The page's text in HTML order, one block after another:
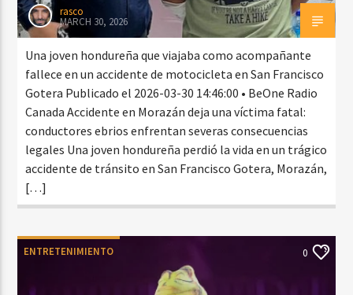
rasco
MARCH 30, 2026
Una joven hondureña que viajaba como acompañante
fallece en un accidente de motocicleta en San Francisco
Gotera Publicado el 2026-03-30 14:46:00 • BeOne Radio
Canada Accidente en Morazán deja una víctima fatal:
conductores ebrios enfrentan severas consecuencias
legales Una joven hondureña perdió la vida en un trágico
accidente de tránsito en San Francisco Gotera, Morazán,
[…]
ENTRETENIMIENTO 0